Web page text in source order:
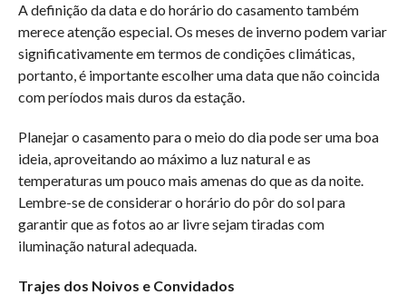
A definição da data e do horário do casamento também
merece atenção especial. Os meses de inverno podem variar
significativamente em termos de condições climáticas,
portanto, é importante escolher uma data que não coincida
com períodos mais duros da estação.
Planejar o casamento para o meio do dia pode ser uma boa
ideia, aproveitando ao máximo a luz natural e as
temperaturas um pouco mais amenas do que as da noite.
Lembre-se de considerar o horário do pôr do sol para
garantir que as fotos ao ar livre sejam tiradas com
iluminação natural adequada.
Trajes dos Noivos e Convidados